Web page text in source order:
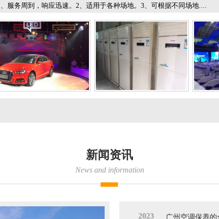
服务周到，响应迅速。2、适用于各种场地。3、可根据不同场地....
新闻资讯
News and information
2023 广州空调保养